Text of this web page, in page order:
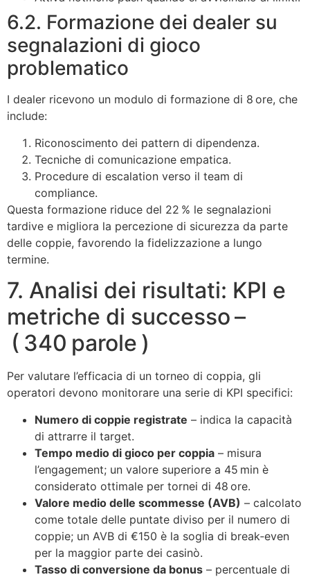
6.2. Formazione dei dealer su
segnalazioni di gioco
problematico
I dealer ricevono un modulo di formazione di 8 ore, che
include:
Riconoscimento dei pattern di dipendenza.
Tecniche di comunicazione empatica.
Procedure di escalation verso il team di
compliance.
Questa formazione riduce del 22 % le segnalazioni
tardive e migliora la percezione di sicurezza da parte
delle coppie, favorendo la fidelizzazione a lungo
termine.
7. Analisi dei risultati: KPI e
metriche di successo –
( 340 parole )
Per valutare l’efficacia di un torneo di coppia, gli
operatori devono monitorare una serie di KPI specifici:
Numero di coppie registrate – indica la capacità
di attrarre il target.
Tempo medio di gioco per coppia – misura
l’engagement; un valore superiore a 45 min è
considerato ottimale per tornei di 48 ore.
Valore medio delle scommesse (AVB) – calcolato
come totale delle puntate diviso per il numero di
coppie; un AVB di €150 è la soglia di break‑even
per la maggior parte dei casinò.
Tasso di conversione da bonus – percentuale di